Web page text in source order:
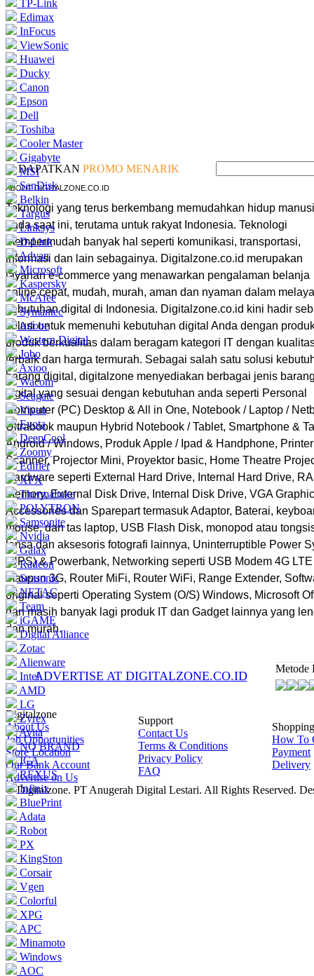
TP-Link
Edimax
InFocus
ViewSonic
Huawei
Ducky
Canon
Epson
Dell
Toshiba
Cooler Master
Gigabyte
MSI
SanDisk
Belkin
Targus
Linksys
D-Link
Advan
Microsoft
Kaspersky
McAfee
Symantec
Adobe
Western Digital
Jobo
Axioo
Wacom
Seagate
Vivan
Eyota
DeepCool
Zoomy
Edifier
XFX
Thermaltake
POLYTRON
Samsonite
Nvidia
Galax
Radeon
Seasonic
NETAC
Team
iGAME
Digital Alliance
Zotac
Alienware
Intel
AMD
LG
Zyrex
Avita
NO BRAND
ICA
REXUS
Infinix
BluePrint
Adata
Robot
PX
KingSton
Corsair
Vgen
Colorful
XPG
APC
Minamoto
Windows
AOC
DAPATKAN PROMO MENARIK
ABOUT DIGITALZONE.CO.ID
Teknologi yang terus berkembang memudahkan hidup
pada saat ini, terutama untuk rakyat Indonesia. Teknologi
mempermudah banyak hal seperti komunikasi, transportasi,
informasi dan lain sebagainya. Digitalzone.co.id merupakan
layanan e-commerce yang menawarkan pengalaman belanja
online cepat, mudah, murah, aman dan nyaman dalam
kebutuhan digital di Indonesia. Digitalzone.co.id kini hadir
solusi untuk memenuhi kebutuhan digital Anda dengan
produk berkualitas dalam beragam kategori IT dengan
terbaik dan harga termurah. Sebagai salah satu solusi
barang digital, digitalzone menyediakan berbagai jenis
digital yang sesuai dengan kebutuhan anda seperti Personal
Computer (PC) Desktop & All in One, Notebook / Laptop /
Ultrabook maupun Hybrid Notebook / Tablet, Smartphone &
Android / Windows, Produk Apple / Ipad & Handphone,
Scanner, Projector Mini, Proyektor basic, Home Theatre
Hardware seperti External Hard Drive, Internal Hard Drive,
Memory, External Disk Drive, Internal Disk Drive, VGA
Accessories dan Sparepart termasuk Adaptor, Baterai,
mouse, dan tas laptop, USB Flash Disk, monopod atau
lensa dan aksesoris fotografi lainnya, Uninterruptible Power
(UPS) & Powerbank, Networking seperti USB Modem 4G LTE
maupun 3G, Router MiFi, Router WiFi, Range Extender,
original seperti Operating System (O/S) Windows, Microsoft
dan masih banyak lagi produk IT dan Gadget lainnya yang
dan murah.
ADVERTISE AT DIGITALZONE.CO.ID
Metode
Digitalzone
About Us
Job Opportunities
Store Location
Our Bank Account
Advertise on Us
Support
Contact Us
Terms & Conditions
Privacy Policy
FAQ
Shopping
How To
Payment
Delivery
© Digitalzone. PT Anugerah Digital Lestari. All Rights Reserved.